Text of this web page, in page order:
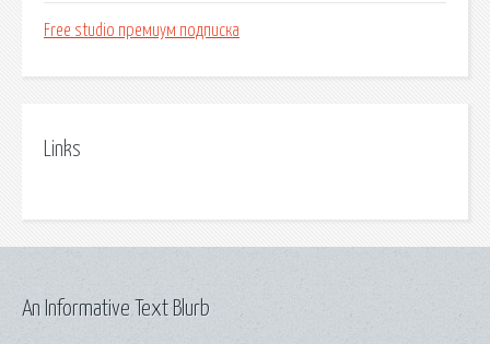
Free studio премиум подписка
Links
An Informative Text Blurb